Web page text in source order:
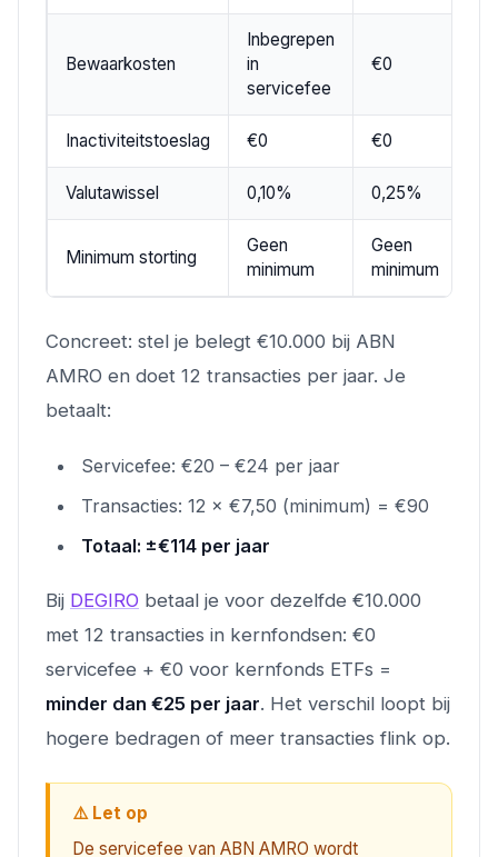
Bewaarkosten
Inbegrepen
in
servicefee
€0
Inactiviteitstoeslag €0 €0
Valutawissel 0,10% 0,25%
Minimum storting
Geen
minimum
Geen
minimum
Concreet: stel je belegt €10.000 bij ABN
AMRO en doet 12 transacties per jaar. Je
betaalt:
Servicefee: €20 – €24 per jaar
Transacties: 12 × €7,50 (minimum) = €90
Totaal: ±€114 per jaar
Bij DEGIRO betaal je voor dezelfde €10.000
met 12 transacties in kernfondsen: €0
servicefee + €0 voor kernfonds ETFs =
minder dan €25 per jaar. Het verschil loopt bij
hogere bedragen of meer transacties flink op.
⚠️ Let op
De servicefee van ABN AMRO wordt